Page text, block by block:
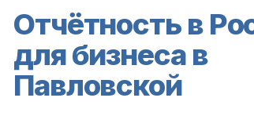
Отчётность в
для бизнеса в
Павловской